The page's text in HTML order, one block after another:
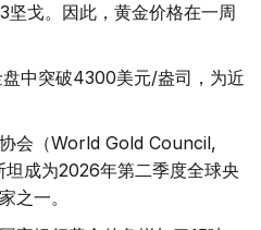
戈。因此，黄金价格在一周
中突破4300美元/盎司，为近
协会（World Gold Council,
成为2026年第二季度全球央
之一。